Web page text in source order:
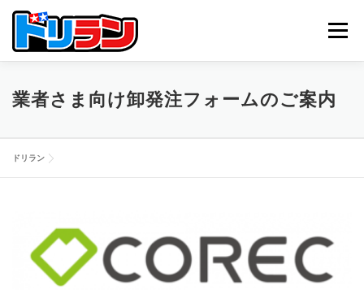
メニュー
TOP ABOUT US NEWS CONTACT
業者さま向け卸発注フォームのご案内
ドリラン